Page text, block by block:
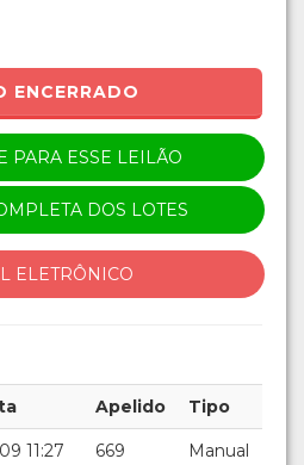
ENCERRADO
PARA ESSE LEILÃO
DOS LOTES
ELETRÔNICO
Apelido Tipo
11:27 669 Manual